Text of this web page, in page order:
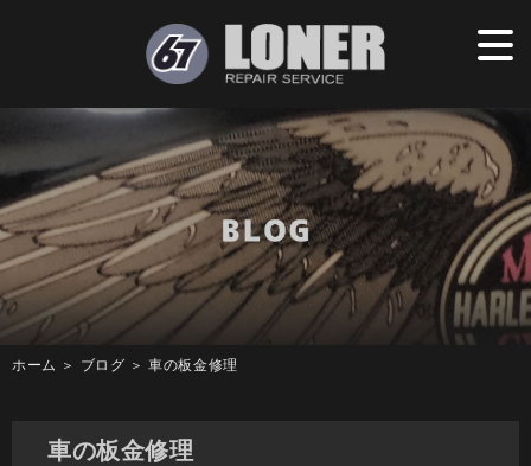
ホーム ＞ ブログ ＞ 車の板金修理
車の板金修理